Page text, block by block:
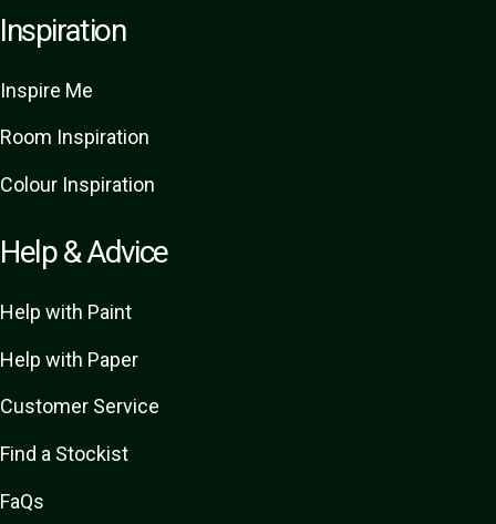
Inspiration
Inspire Me
Room Inspiration
Colour Inspiration
Help & Advice
Help with Paint
Help with Paper
Customer Service
Find a Stockist
FaQs